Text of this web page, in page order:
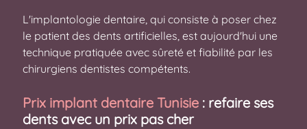
L'implantologie dentaire, qui consiste à poser chez
le patient des dents artificielles, est aujourd'hui une
technique pratiquée avec sûreté et fiabilité par les
chirurgiens dentistes compétents.
Prix implant dentaire Tunisie : refaire ses
dents avec un prix pas cher